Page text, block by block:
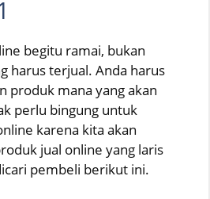
begitu ramai, bukan
harus terjual. Anda harus
produk mana yang akan
perlu bingung untuk
karena kita akan
jual online yang laris
pembeli berikut ini.